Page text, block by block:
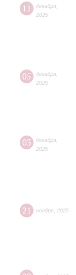
11 декабря
2025
05 декабря
2025
03 декабря
2025
21 ноября 2025